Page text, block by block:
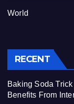
World
RECENT
Baking Soda
Benefits From